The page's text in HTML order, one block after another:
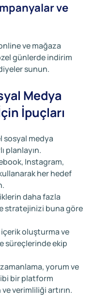
ve
ve mağaza
günlerde indirim
sunun.
Medya
İpuçları
sosyal medya
planlayın.
Instagram,
her hedef
daha fazla
stratejinizi buna göre
oluşturma ve
süreçlerinde ekip
yorum ve
bir platform
verimliliği artırın.